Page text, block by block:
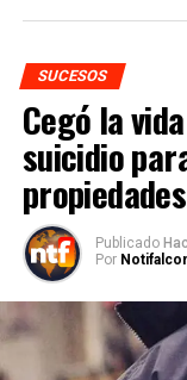
SUCESOS
Cegó la
suicidio
propiedades
Publicado
Por